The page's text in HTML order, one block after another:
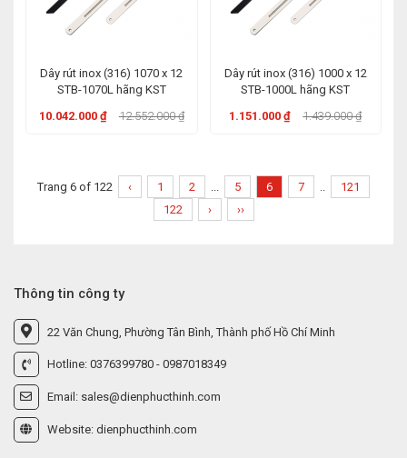
Dây rút inox (316) 1070 x 12
STB-1070L hãng KST
10.042.000 ₫
12.552.000 ₫
Dây rút inox (316) 1000 x 12
STB-1000L hãng KST
1.151.000 ₫
1.439.000 ₫
Trang 6 of 122 ‹ 1 2 ... 5 6 7 ..
121
122
› ››
Thông tin công ty
22 Văn Chung, Phường Tân Bình, Thành phố Hồ Chí Minh
Hotline: 0376399780 - 0987018349
Email: sales@dienphucthinh.com
Website: dienphucthinh.com